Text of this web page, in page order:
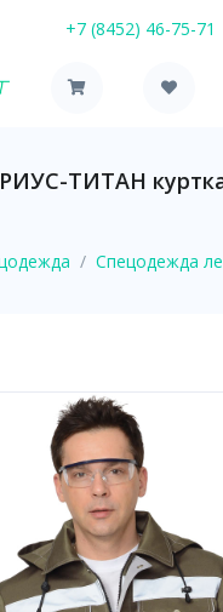
+7 (8452) 46-75-71
ТИТАН
Спецодежда